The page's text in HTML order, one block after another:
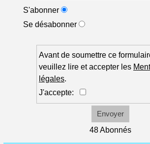
S'abonner
Se désabonner
Avant de soumettre ce
veuillez lire et accepter les
légales.
J'accepte:
Envoyer
48 Abonnés